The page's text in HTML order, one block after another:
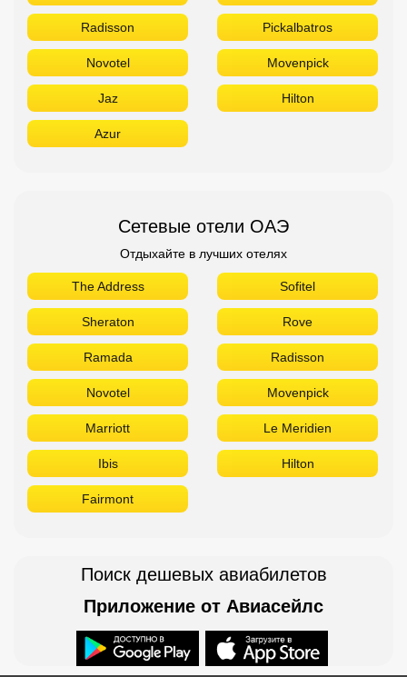
Radisson Pickalbatros
Novotel Movenpick
Jaz Hilton
Azur
Сетевые отели ОАЭ
Отдыхайте в лучших отелях
The Address Sofitel
Sheraton Rove
Ramada Radisson
Novotel Movenpick
Marriott Le Meridien
Ibis Hilton
Fairmont
Поиск дешевых авиабилетов
Приложение от Авиасейлс